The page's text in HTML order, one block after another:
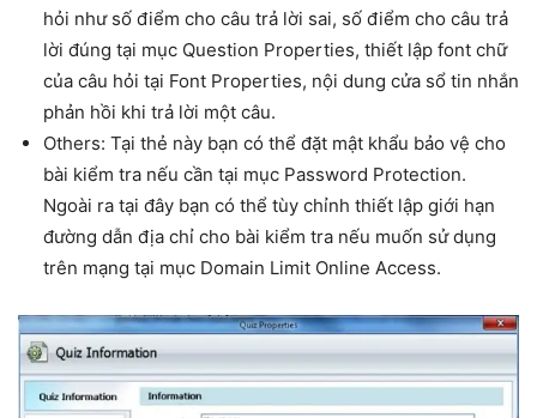
hỏi như số điểm cho câu trả lời sai, số điểm cho câu trả
lời đúng tại mục Question Properties, thiết lập font chữ
của câu hỏi tại Font Properties, nội dung cửa sổ tin nhắn
phản hồi khi trả lời một câu.
Others: Tại thẻ này bạn có thể đặt mật khẩu bảo vệ cho
bài kiểm tra nếu cần tại mục Password Protection.
Ngoài ra tại đây bạn có thể tùy chỉnh thiết lập giới hạn
đường dẫn địa chỉ cho bài kiểm tra nếu muốn sử dụng
trên mạng tại mục Domain Limit Online Access.